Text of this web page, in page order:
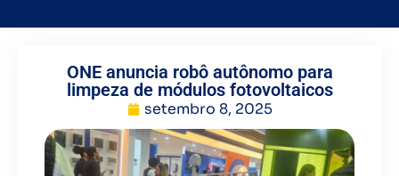
ONE anuncia robô autônomo para
limpeza de módulos fotovoltaicos
setembro 8, 2025